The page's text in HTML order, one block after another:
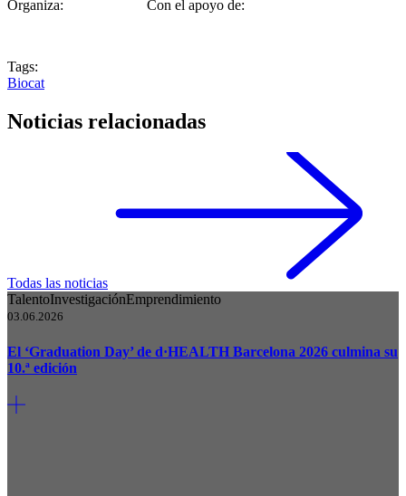
Organiza: Con el apoyo de:
Tags:
Biocat
Noticias relacionadas
Todas las noticias
TalentoInvestigaciónEmprendimiento
03.06.2026
El ‘Graduation Day’ de d·HEALTH Barcelona 2026 culmina su
10.ª edición